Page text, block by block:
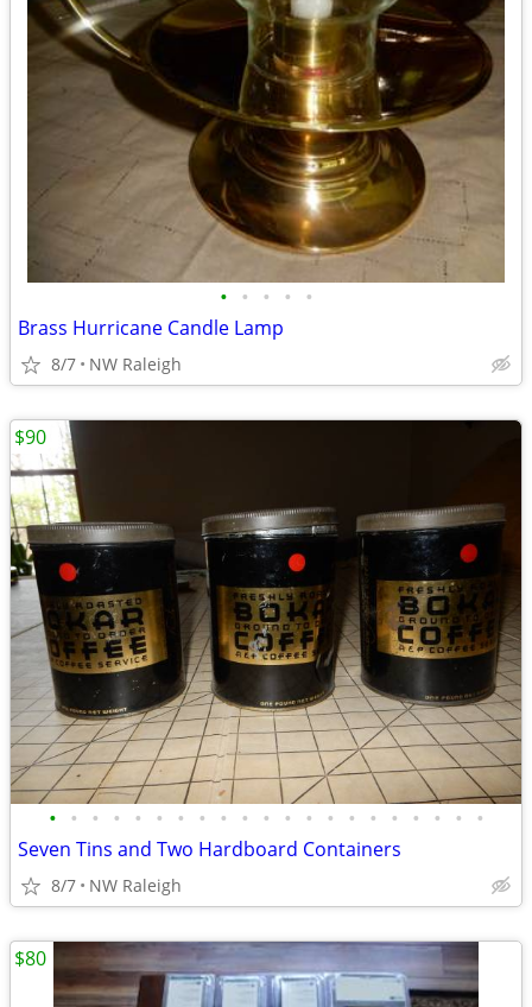
• • • • •
Brass Hurricane Candle Lamp
8/7 NW Raleigh
• • • • • • • • • • • • • • • • • • • • •
Seven Tins and Two Hardboard Containers
8/7 NW Raleigh
$90
$80